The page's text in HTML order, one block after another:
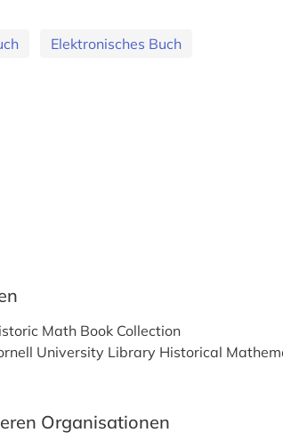
Elektronisches Buch
Math Book Collection
University Library Historical
Organisationen